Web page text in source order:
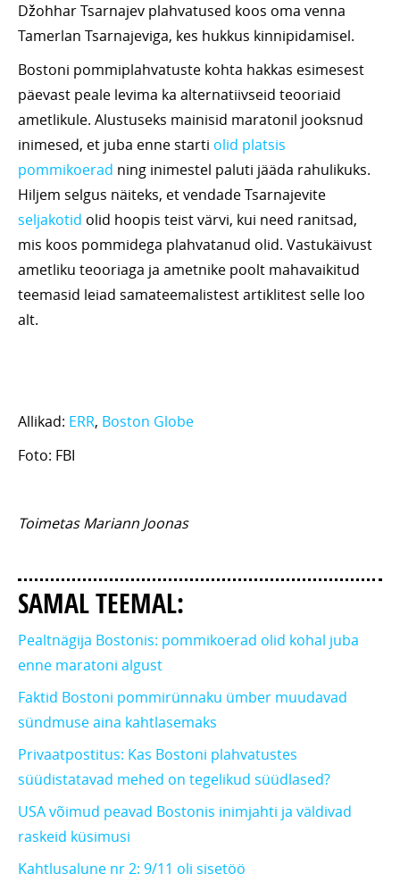
Džohhar Tsarnajev plahvatused koos oma venna
Tamerlan Tsarnajeviga, kes hukkus kinnipidamisel.
Bostoni pommiplahvatuste kohta hakkas esimesest
päevast peale levima ka alternatiivseid teooriaid
ametlikule. Alustuseks mainisid maratonil jooksnud
inimesed, et juba enne starti olid platsis
pommikoerad ning inimestel paluti jääda rahulikuks.
Hiljem selgus näiteks, et vendade Tsarnajevite
seljakotid olid hoopis teist värvi, kui need ranitsad,
mis koos pommidega plahvatanud olid. Vastukäivust
ametliku teooriaga ja ametnike poolt mahavaikitud
teemasid leiad samateemalistest artiklitest selle loo
alt.
Allikad: ERR, Boston Globe
Foto: FBI
Toimetas Mariann Joonas
SAMAL TEEMAL:
Pealtnägija Bostonis: pommikoerad olid kohal juba
enne maratoni algust
Faktid Bostoni pommirünnaku ümber muudavad
sündmuse aina kahtlasemaks
Privaatpostitus: Kas Bostoni plahvatustes
süüdistatavad mehed on tegelikud süüdlased?
USA võimud peavad Bostonis inimjahti ja väldivad
raskeid küsimusi
Kahtlusalune nr 2: 9/11 oli sisetöö